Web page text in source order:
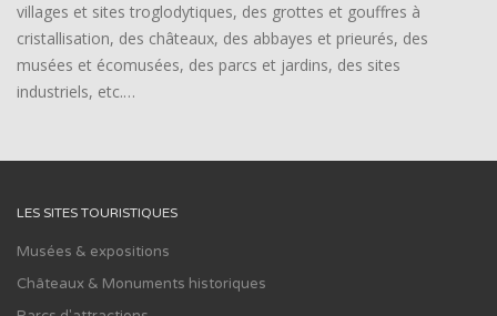
villages et sites troglodytiques, des grottes et gouffres à
cristallisation, des châteaux, des abbayes et prieurés, des
musées et écomusées, des parcs et jardins, des sites
industriels, etc.…
LES SITES TOURISTIQUES
Musées & expositions
Châteaux & Monuments historiques